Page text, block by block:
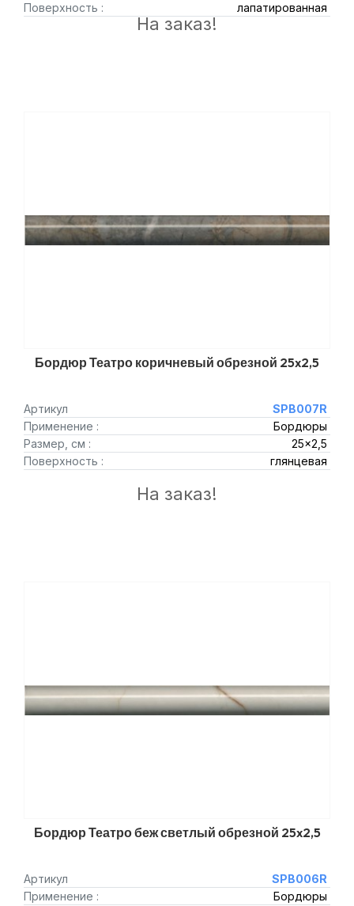
Поверхность : лапатированная
На заказ!
Бордюр Театро коричневый обрезной 25x2,5
Артикул
SPB007R
Применение :
Бордюры
Размер, см :
25x2,5
Поверхность :
глянцевая
На заказ!
Бордюр Театро беж светлый обрезной 25x2,5
Артикул
SPB006R
Применение :
Бордюры